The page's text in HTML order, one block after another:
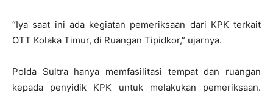
“Iya saat ini ada kegiatan pemeriksaan dari KPK terkait
OTT Kolaka Timur, di Ruangan Tipidkor,” ujarnya.
Polda Sultra hanya memfasilitasi tempat dan ruangan
kepada penyidik KPK untuk melakukan pemeriksaan.